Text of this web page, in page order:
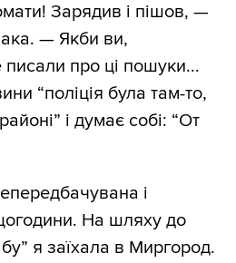
Зарядив і пішов, —
— Якби ви,
про ці пошуки...
“поліція була там-то,
і думає собі: “От
і
На шляху до
я заїхала в Миргород.